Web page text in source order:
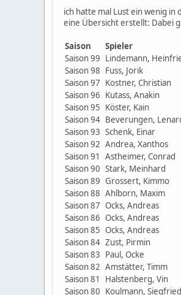
ich hatte mal Lust ein wenig in
eine Übersicht erstellt: Dabei
Saison Spieler
Saison 99 Lindemann,
Saison 98 Fuss, Jorik
Saison 97 Kostner, Christian
Saison 96 Kutass, Anakin
Saison 95 Köster, Kain
Saison 94 Beverungen,
Saison 93 Schenk, Einar
Saison 92 Andrea, Xanthos
Saison 91
Astheimer, Conrad
Saison 90 Stark, Meinhard
Saison 89 Grossert, Kimmo
Saison 88 Ahlborn, Maxim
Saison 87 Ocks, Andreas
Saison 86 Ocks, Andreas
Saison 85 Ocks, Andreas
Saison 84 Zust, Pirmin
Saison 83 Paul, Ocke
Saison 82 Amstätter, Timm
Saison 81
Halstenberg, Vin
Saison 80 Koulmann, Siegfried